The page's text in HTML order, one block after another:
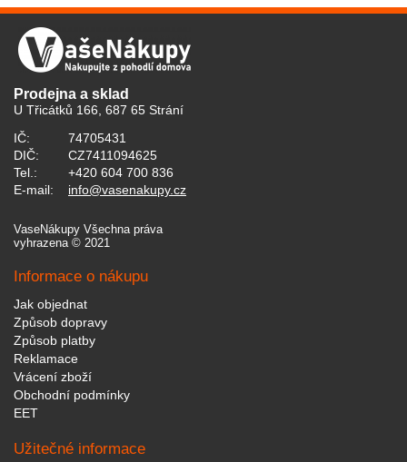
Prodejna a sklad
U Třicátků 166, 687 65 Strání
IČ:
74705431
DIČ:
CZ7411094625
Tel.:
+420 604 700 836
E-mail:
info@vasenakupy.cz
VaseNákupy Všechna práva
vyhrazena © 2021
Informace o nákupu
Jak objednat
Způsob dopravy
Způsob platby
Reklamace
Vrácení zboží
Obchodní podmínky
EET
Užitečné informace